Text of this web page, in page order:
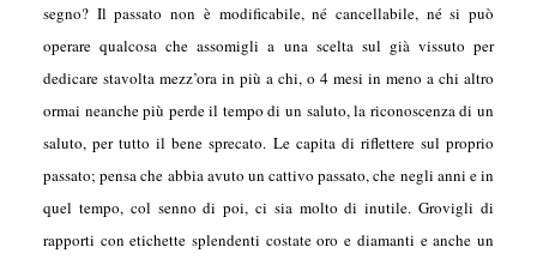
segno? Il passato non è modificabile, né cancellabile, né si può
operare qualcosa che assomigli a una scelta sul già vissuto per
dedicare stavolta mezz’ora in più a chi, o 4 mesi in meno a chi altro
ormai neanche più perde il tempo di un saluto, la riconoscenza di un
saluto, per tutto il bene sprecato. Le capita di riflettere sul proprio
passato; pensa che abbia avuto un cattivo passato, che negli anni e in
quel tempo, col senno di poi, ci sia molto di inutile. Grovigli di
rapporti con etichette splendenti costate oro e diamanti e anche un